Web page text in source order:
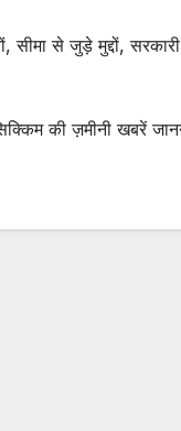
से जुड़े मुद्दों,
की ज़मीनी खबरें